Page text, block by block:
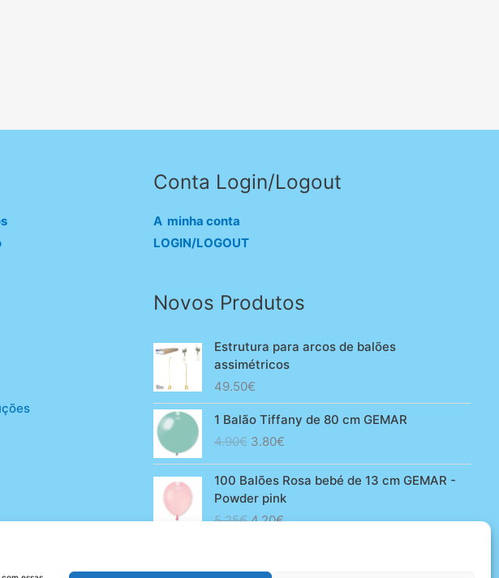
Conta Login/Logout
A minha conta
LOGIN/LOGOUT
Novos Produtos
Estrutura para arcos de balões
assimétricos
49.50€
1 Balão Tiffany de 80 cm GEMAR
4.90€ O
original
era:
4.90€.
3.80€O
atual
é:
100 Balões Rosa bebé de 13 cm GEMAR -
Powder pink
5.25€O
era:
4.20€O